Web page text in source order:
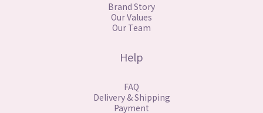
Brand Story
Our Values
Our Team
Help
FAQ
Delivery & Shipping
Payment